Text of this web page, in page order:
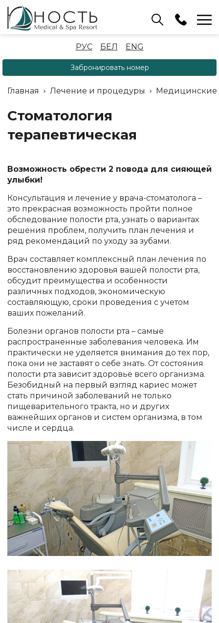
Бассейн
+375 (17) 503 93 22
Аренда беседок
+375 (33) 902 35 07
Отдел бронирования
+375 (17) 503 91 10
РУС БЕЛ ENG
Забронировать номер
Главная Лечение и процедуры Медицинские
Стоматология
терапевтическая
Возможность обрести 2 повода для сияющей
улыбки!
Консультация и лечение у врача-стоматолога –
это прекрасная возможность пройти полное
обследование полости рта, узнать о вариантах
решения проблем, получить план лечения и
ряд рекомендаций по уходу за зубами.
Врач составляет комплексный план лечения по
восстановлению здоровья вашей полости рта,
обсудит преимущества и особенности
различных подходов, экономическую
составляющую, сроки проведения с учетом
ваших пожеланий.
Болезни органов полости рта – самые
распространенные заболевания человека. Им
практически не уделяется внимания до тех пор,
пока они не заставят о себе знать. От состояния
полости рта зависит здоровье всего организма.
Безобидный на первый взгляд кариес может
стать причиной заболеваний не только
пищеварительного тракта, но и других
важнейших органов и систем организма, в том
числе и сердца.